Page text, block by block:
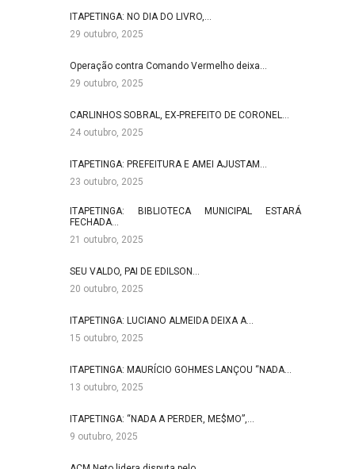
ITAPETINGA: NO DIA DO LIVRO,…
29 outubro, 2025
Operação contra Comando Vermelho deixa…
29 outubro, 2025
CARLINHOS SOBRAL, EX-PREFEITO DE CORONEL…
24 outubro, 2025
ITAPETINGA: PREFEITURA E AMEI AJUSTAM…
23 outubro, 2025
ITAPETINGA: BIBLIOTECA MUNICIPAL ESTARÁ
FECHADA…
21 outubro, 2025
SEU VALDO, PAI DE EDILSON…
20 outubro, 2025
ITAPETINGA: LUCIANO ALMEIDA DEIXA A…
15 outubro, 2025
ITAPETINGA: MAURÍCIO GOHMES LANÇOU “NADA…
13 outubro, 2025
ITAPETINGA: “NADA A PERDER, ME$MO”,…
9 outubro, 2025